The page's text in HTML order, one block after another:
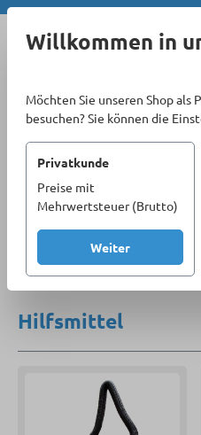
Zum Hauptinhalt springen
Willkommen in
Möchten Sie unseren Shop als
besuchen? Sie können die
Privatkunde
Preise mit
Mehrwertsteuer (Brutto)
Weiter
Sortiment
Arbeits- und Umgebungsschutz
Hilfsmittel